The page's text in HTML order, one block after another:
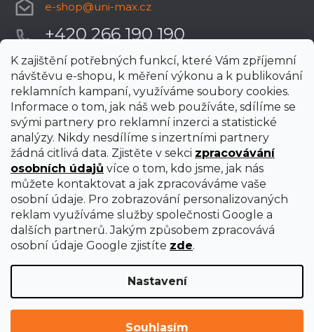
K zajištění potřebných funkcí, které Vám zpříjemní
návštěvu e-shopu, k měření výkonu a k publikování
reklamních kampaní, využíváme soubory cookies.
Informace o tom, jak náš web používáte, sdílíme se
svými partnery pro reklamní inzerci a statistické
analýzy. Nikdy nesdílíme s inzertními partnery
žádná citlivá data. Zjistěte v sekci zpracovávání
osobních údajů více o tom, kdo jsme, jak nás
můžete kontaktovat a jak zpracováváme vaše
osobní údaje. Pro zobrazování personalizovaných
reklam využíváme služby společnosti Google a
dalších partnerů. Jakým způsobem zpracovává
osobní údaje Google zjistíte zde.
Nastavení
Souhlasím
e-shop@uni-max.cz
+420 266 190 190
nastavení cookies